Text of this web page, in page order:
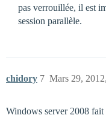
pas verrouillée, il est
session parallèle.
chidory Mars 29,
7
Windows server 2008 fait